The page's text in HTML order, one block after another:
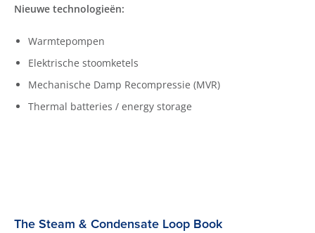
Nieuwe technologieën:
Warmtepompen
Elektrische stoomketels
Mechanische Damp Recompressie (MVR)
Thermal batteries / energy storage
The Steam & Condensate Loop Book